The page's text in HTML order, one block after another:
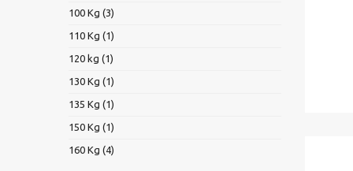
100 Kg (3)
110 Kg (1)
120 kg (1)
130 Kg (1)
135 Kg (1)
150 Kg (1)
160 Kg (4)